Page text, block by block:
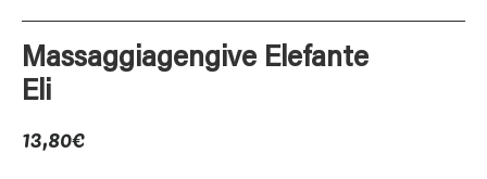
Massaggiagengive Elefante
Eli
13,80€